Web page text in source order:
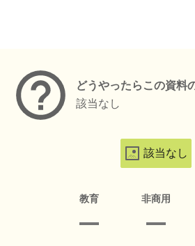
どうやったらこの資料
該当なし
該当なし
教育 非商用